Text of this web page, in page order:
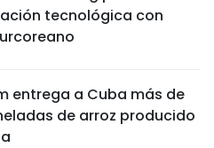
tecnológica con
entrega a Cuba más de
de arroz producido